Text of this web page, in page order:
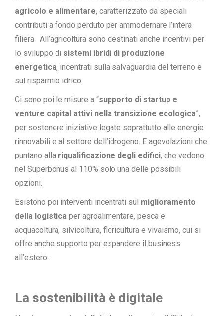
agricolo e alimentare, caratterizzato da speciali
contributi a fondo perduto per ammodernare l’intera
filiera. All’agricoltura sono destinati anche incentivi per
lo sviluppo di sistemi ibridi di produzione
energetica, incentrati sulla salvaguardia del terreno e
sul risparmio idrico.
Ci sono poi le misure a “supporto di startup e
venture capital attivi nella transizione ecologica”,
per sostenere iniziative legate soprattutto alle energie
rinnovabili e al settore dell’idrogeno. E agevolazioni che
puntano alla riqualificazione degli edifici, che vedono
nel Superbonus al 110% solo una delle possibili
opzioni.
Esistono poi interventi incentrati sul miglioramento
della logistica per agroalimentare, pesca e
acquacoltura, silvicoltura, floricultura e vivaismo, cui si
offre anche supporto per espandere il business
all’estero.
La sostenibilità è digitale